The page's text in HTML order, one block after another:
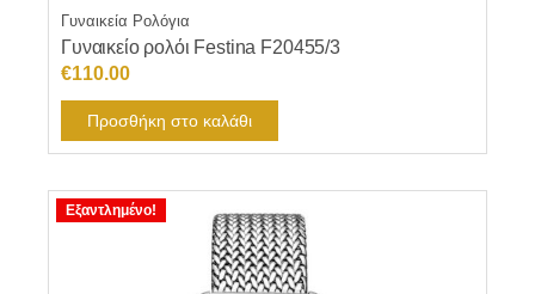
Γυναικεία Ρολόγια
Γυναικείο ρολόι Festina F20455/3
€110.00
Προσθήκη στο καλάθι
Εξαντλημένο!